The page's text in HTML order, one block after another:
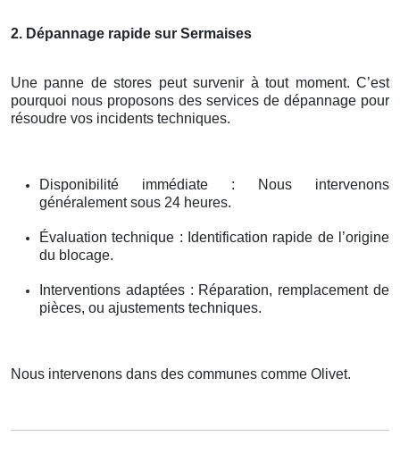
2. Dépannage rapide sur Sermaises
Une panne de stores peut survenir à tout moment. C’est
pourquoi nous proposons des services de dépannage pour
résoudre vos incidents techniques.
Disponibilité immédiate : Nous intervenons
généralement sous 24 heures.
Évaluation technique : Identification rapide de l’origine
du blocage.
Interventions adaptées : Réparation, remplacement de
pièces, ou ajustements techniques.
Nous intervenons dans des communes comme Olivet.